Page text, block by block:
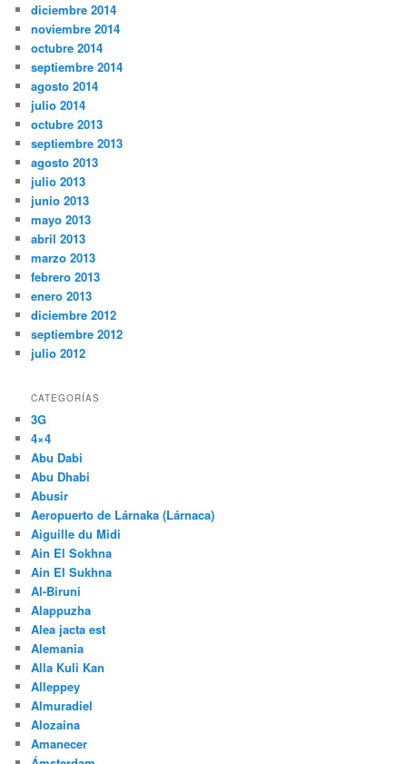
diciembre 2014
noviembre 2014
octubre 2014
septiembre 2014
agosto 2014
julio 2014
octubre 2013
septiembre 2013
agosto 2013
julio 2013
junio 2013
mayo 2013
abril 2013
marzo 2013
febrero 2013
enero 2013
diciembre 2012
septiembre 2012
julio 2012
CATEGORÍAS
3G
4×4
Abu Dabi
Abu Dhabi
Abusir
Aeropuerto de Lárnaka (Lárnaca)
Aiguille du Midi
Ain El Sokhna
Ain El Sukhna
Al-Biruni
Alappuzha
Alea jacta est
Alemania
Alla Kuli Kan
Alleppey
Almuradiel
Alozaina
Amanecer